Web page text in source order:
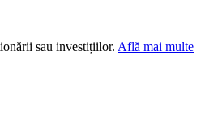
sau investițiilor. Află mai multe